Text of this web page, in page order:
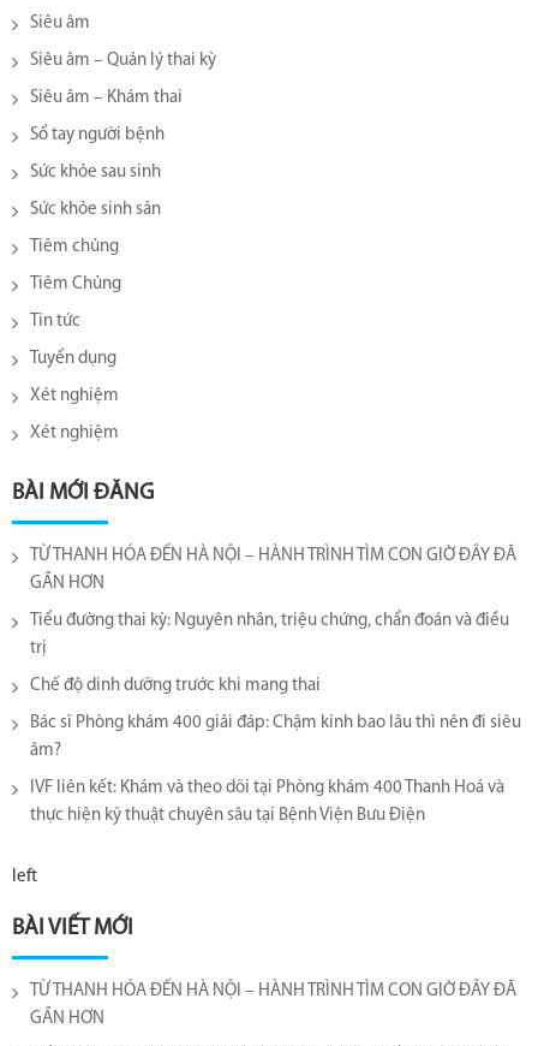
Siêu âm
Siêu âm – Quản lý thai kỳ
Siêu âm – Khám thai
Sổ tay người bệnh
Sức khỏe sau sinh
Sức khỏe sinh sản
Tiêm chủng
Tiêm Chủng
Tin tức
Tuyển dụng
Xét nghiệm
Xét nghiệm
BÀI MỚI ĐĂNG
TỪ THANH HÓA ĐẾN HÀ NỘI – HÀNH TRÌNH TÌM CON GIỜ ĐÂY ĐÃ
GẦN HƠN
Tiểu đường thai kỳ: Nguyên nhân, triệu chứng, chẩn đoán và điều
trị
Chế độ dinh dưỡng trước khi mang thai
Bác sĩ Phòng khám 400 giải đáp: Chậm kinh bao lâu thì nên đi siêu
âm?
IVF liên kết: Khám và theo dõi tại Phòng khám 400 Thanh Hoá và
thực hiện kỹ thuật chuyên sâu tại Bệnh Viện Bưu Điện
left
BÀI VIẾT MỚI
TỪ THANH HÓA ĐẾN HÀ NỘI – HÀNH TRÌNH TÌM CON GIỜ ĐÂY ĐÃ
GẦN HƠN